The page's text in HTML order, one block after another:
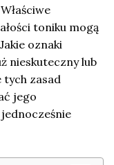
toniku mogą
oznaki
nieskuteczny lub
zasad
jego